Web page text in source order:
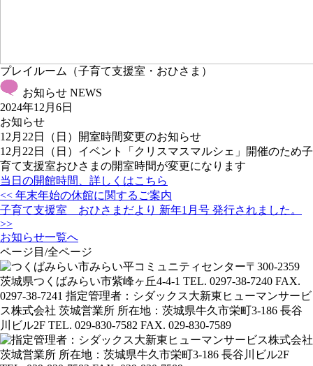
プレイルーム（子育て支援室・おひさま）
お知らせ NEWS
2024年12月6日
お知らせ
12月22日（日）開室時間変更のお知らせ
12月22日（日）イベント「クリスマスマルシェ」開催のため子
育て支援室おひさまの開室時間が変更になります
当日の開館時間、詳しくはこちら
投
稿
ナ
ビ
ゲ
ー
シ
ョ
ン
<< 年末年始の休館に関するご案内
子育て支援室 おひさまだより 新年1月号 発行されました。
>>
お知らせ一覧へ
ページ目/全ページ